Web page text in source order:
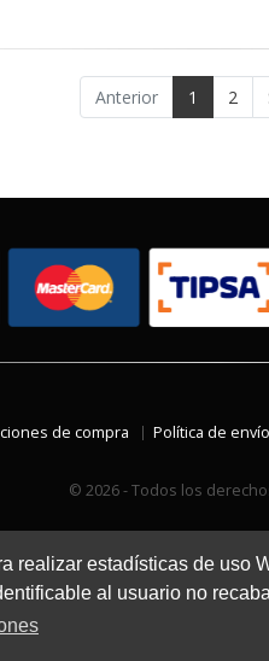
realizar estadísticas de uso
al usuario no
Anterior 1 2
de compra Política de
© 2026 - Todos los